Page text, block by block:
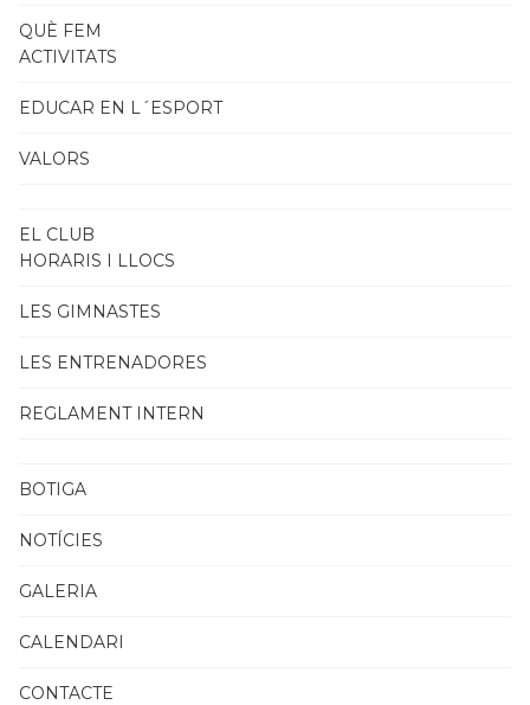
QUÈ FEM
ACTIVITATS
EDUCAR EN L´ESPORT
VALORS
EL CLUB
HORARIS I LLOCS
LES GIMNASTES
LES ENTRENADORES
REGLAMENT INTERN
BOTIGA
NOTÍCIES
GALERIA
CALENDARI
CONTACTE